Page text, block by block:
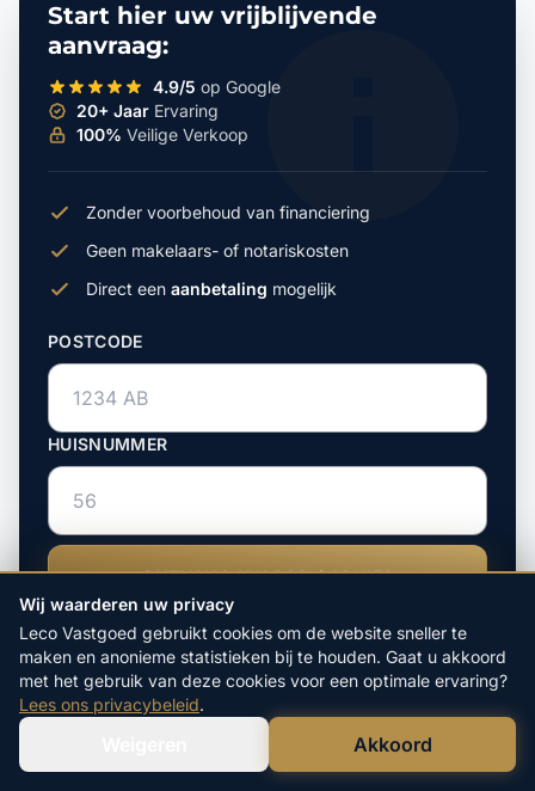
Start hier uw vrijblijvende
aanvraag:
4.9/5 op Google
20+ Jaar Ervaring
100% Veilige Verkoop
Zonder voorbehoud van financiering
Geen makelaars- of notariskosten
Direct een aanbetaling mogelijk
POSTCODE
HUISNUMMER
ONTVANG UW BOD / ADVIES
Bel Ons Direct
Wij waarderen uw privacy
Leco Vastgoed gebruikt cookies om de website sneller te
maken en anonieme statistieken bij te houden. Gaat u akkoord
met het gebruik van deze cookies voor een optimale ervaring?
Lees ons privacybeleid.
Akkoord